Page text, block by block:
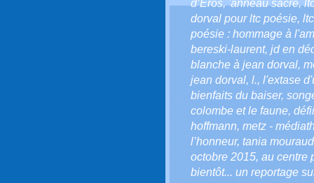
d’Éros,'anneau sacré,
dorval pour ltc poésie,
poésie : hommage à
bereski-laurent, jd en
blanche à jean dorval,
jean dorval, l., l'extase
bienfaits du baiser,
colombe et le faune,
hoffmann, metz -
l’honneur, tania mouraud
octobre 2015, au centre
bientôt... un reportage